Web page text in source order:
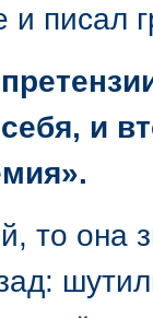
и
и
то она